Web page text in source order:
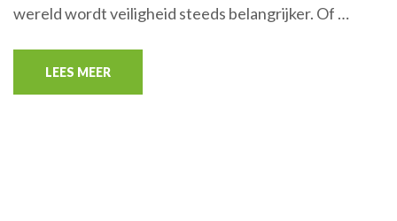
wereld wordt veiligheid steeds belangrijker. Of …
LEES MEER